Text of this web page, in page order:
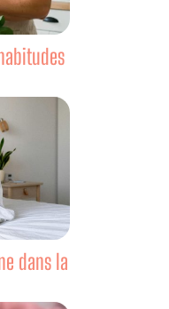
dans la